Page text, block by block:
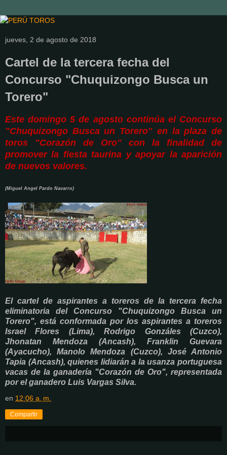
jueves, 2 de agosto de 2018
Cartel de la tercera fecha del
Concurso "Chuquizongo Busca un
Torero"
Este domingo 5 de agosto continúa el Concurso
"Chuquizongo Busca un Torero" en la plaza de
toros "Corazón de Oro" con la finalidad de
promover la fiesta taurina y apoyar la aparición
de nuevos valores.
(Miguel Angel Pardo Navarro)
El cartel de aspirantes a toreros de la tercera fecha
eliminatoria del Concurso "Chuquizongo Busca un
Torero", está conformada por los aspirantes a toreros
Israel Flores (Lima), Rodrigo Gonzáles (Cuzco),
Jhonatan Mendoza (Ancash), Franklin Guevara
(Ayacucho), Manolo Mendoza (Cuzco), José Antonio
Tapia (Ancash), quienes lidiarán a la usanza portuguesa
vacas de la ganadería "Corazón de Oro", representada
por el ganadero Luis Vargas Silva.
en 12:06 a. m.
Compartir